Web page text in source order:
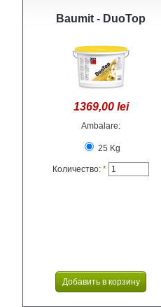
Baumit - DuoTop
1369,00 lei
Ambalare:
25 Kg
Количество: *